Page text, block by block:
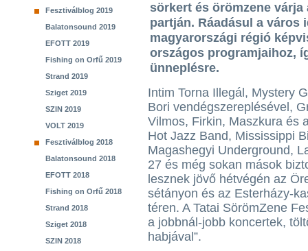
Fesztiválblog 2019
Balatonsound 2019
EFOTT 2019
Fishing on Orfű 2019
Strand 2019
Sziget 2019
SZIN 2019
VOLT 2019
Fesztiválblog 2018
Balatonsound 2018
EFOTT 2018
Fishing on Orfű 2018
Strand 2018
Sziget 2018
SZIN 2018
sörkert és örömzene
partján. Ráadásul a város
magyarországi régió
országos programjaihoz,
ünneplésre.
Intim Torna Illegál, Mystery
Bori vendégszereplésével,
Vilmos, Firkin, Maszkura és
Hot Jazz Band, Mississippi
Magashegyi Underground,
27 és még sokan mások
lesznek jövő hétvégén az
sétányon és az Esterházy-
téren. A Tatai SörömZene
a jobbnál-jobb koncertek,
habjával”.